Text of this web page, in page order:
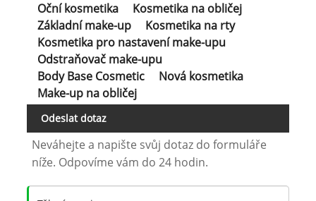
Oční kosmetika
Kosmetika na obličej
Základní make-up
Kosmetika na rty
Kosmetika pro nastavení make-upu
Odstraňovač make-upu
Body Base Cosmetic
Nová kosmetika
Make-up na obličej
Odeslat dotaz
Neváhejte a napište svůj dotaz do formuláře
níže. Odpovíme vám do 24 hodin.